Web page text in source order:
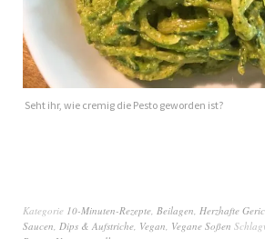
Seht ihr, wie cremig die Pesto geworden ist?
Kategorie 10-Minuten-Rezepte Beilagen Herzhafte
Saucen, Dips & Aufstriche Vegan Vegane Soßen